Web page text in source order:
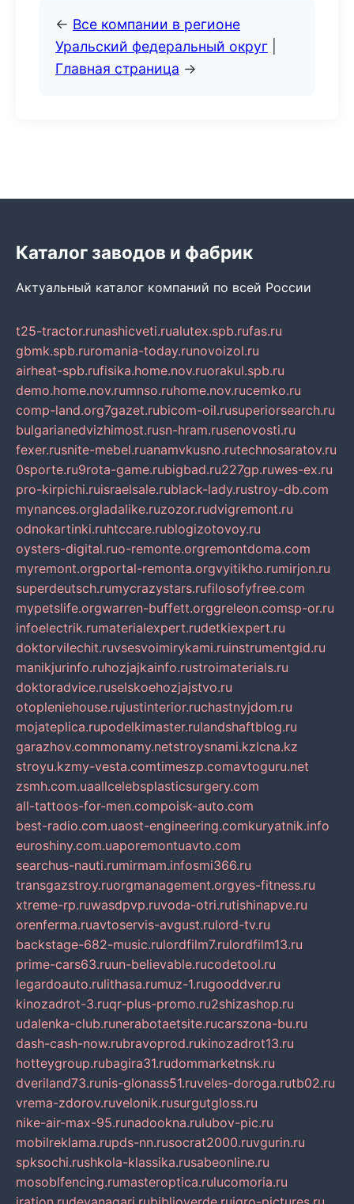
← Все компании в регионе
Уральский федеральный округ
Главная страница →
Каталог заводов и фабрик
Актуальный каталог компаний по всей России
t25-tractor.runashicveti.rualutex.spb.rufas.ru
gbmk.spb.ruromania-today.runovoizol.ru
airheat-spb.rufisika.home.nov.ruorakul.spb.ru
demo.home.nov.rumnso.ruhome.nov.rucemko.ru
comp-land.org7gazet.rubicom-oil.rusuperiorsearch.ru
bulgarianedvizhimost.rusn-hram.rusenovosti.ru
fexer.rusnite-mebel.ruanamvkusno.rutechnosaratov.ru
0sporte.ru9rota-game.rubigbad.ru227gp.ruwes-ex.ru
pro-kirpichi.ruisraelsale.rublack-lady.rustroy-db.com
mynances.orgladalike.ruzozor.rudvigremont.ru
odnokartinki.ruhtccare.rublogizotovoy.ru
oysters-digital.ruo-remonte.orgremontdoma.com
myremont.orgportal-remonta.orgvyitikho.rumirjon.ru
superdeutsch.rumycrazystars.rufilosofyfree.com
mypetslife.orgwarren-buffett.orggreleon.comsp-or.ru
infoelectrik.rumaterialexpert.rudetkiexpert.ru
doktorvilechit.ruvsesvoimirykami.ruinstrumentgid.ru
manikjurinfo.ruhozjajkainfo.rustroimaterials.ru
doktoradvice.ruselskoehozjajstvo.ru
otopleniehouse.rujustinterior.ruchastnyjdom.ru
mojateplica.rupodelkimaster.rulandshaftblog.ru
garazhov.commonamy.netstroysnami.kzlcna.kz
stroyu.kzmy-vesta.comtimeszp.comavtoguru.net
zsmh.com.uaallcelebsplasticsurgery.com
all-tattoos-for-men.compoisk-auto.com
best-radio.com.uaost-engineering.comkuryatnik.info
euroshiny.com.uaporemontuavto.com
searchus-nauti.rumirmam.infosmi366.ru
transgazstroy.ruorgmanagement.orgyes-fitness.ru
xtreme-rp.ruwasdpvp.ruvoda-otri.rutishinapve.ru
orenferma.ruavtoservis-avgust.rulord-tv.ru
backstage-682-music.rulordfilm7.rulordfilm13.ru
prime-cars63.ruun-believable.rucodetool.ru
legardoauto.rulithasa.rumuz-1.rugooddver.ru
kinozadrot-3.ruqr-plus-promo.ru2shizashop.ru
udalenka-club.runerabotaetsite.rucarszona-bu.ru
dash-cash-now.rubravoprod.rukinozadrot13.ru
hotteygroup.rubagira31.rudommarketnsk.ru
dveriland73.runis-glonass51.ruveles-doroga.rutb02.ru
vrema-zdorov.ruvelonik.rusurgutgloss.ru
nike-air-max-95.runadookna.rulubov-pic.ru
mobilreklama.rupds-nn.rusocrat2000.ruvgurin.ru
spksochi.rushkola-klassika.rusabeonline.ru
mosoblfencing.rumasteroptica.rulucomoria.ru